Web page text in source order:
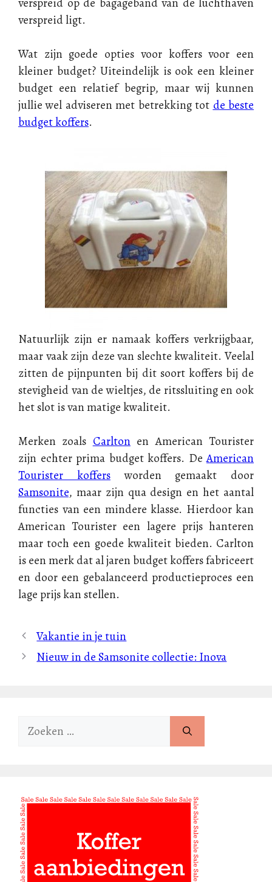
verspreid ligt.
Wat zijn goede opties voor koffers voor een
kleiner budget?Uiteindelijk is ook een kleiner
budget een relatief begrip, maar wij kunnen
jullie wel adviseren met betrekking tot de beste
budget koffers.
Natuurlijk zijn er namaak koffers verkrijgbaar,
maar vaak zijn deze van slechte kwaliteit. Veelal
zitten de pijnpunten bij dit soort koffers bij de
stevigheid van de wieltjes, de ritssluiting en ook
het slot is van matige kwaliteit.
Merken zoals Carlton en American Tourister
zijn echter prima budget koffers. DeAmerican
Tourister koffersworden gemaakt door
Samsonite, maar zijn qua design en het aantal
functies van een mindere klasse. Hierdoor kan
American Tourister een lagere prijs hanteren
maar toch een goede kwaliteit bieden. Carlton
is een merk dat al jaren budget koffers fabriceert
en door een gebalanceerd productieproces een
lage prijs kan stellen.
Vakantie in je tuin
Nieuw in de Samsonite collectie: Inova
Zoek